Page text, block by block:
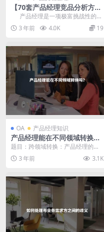
【70套产品经理竞品分析方法
技巧、模版以及大厂经典案
例】
产品经理是一项极富挑战性的职
业，需要不...
3 年前 4.0K 19
OA 产品经理知识
产品经理能在不同领域转换
吗？
题目：跨领域转换：产品经理的机
会与挑战 产品经理是一个多领域技
能要求较高的职位，...
3 年前 3.1K